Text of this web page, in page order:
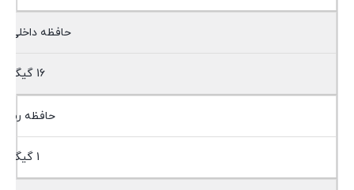
حافظه داخلی
16 گیگ
حافظه رم
1 گیگ